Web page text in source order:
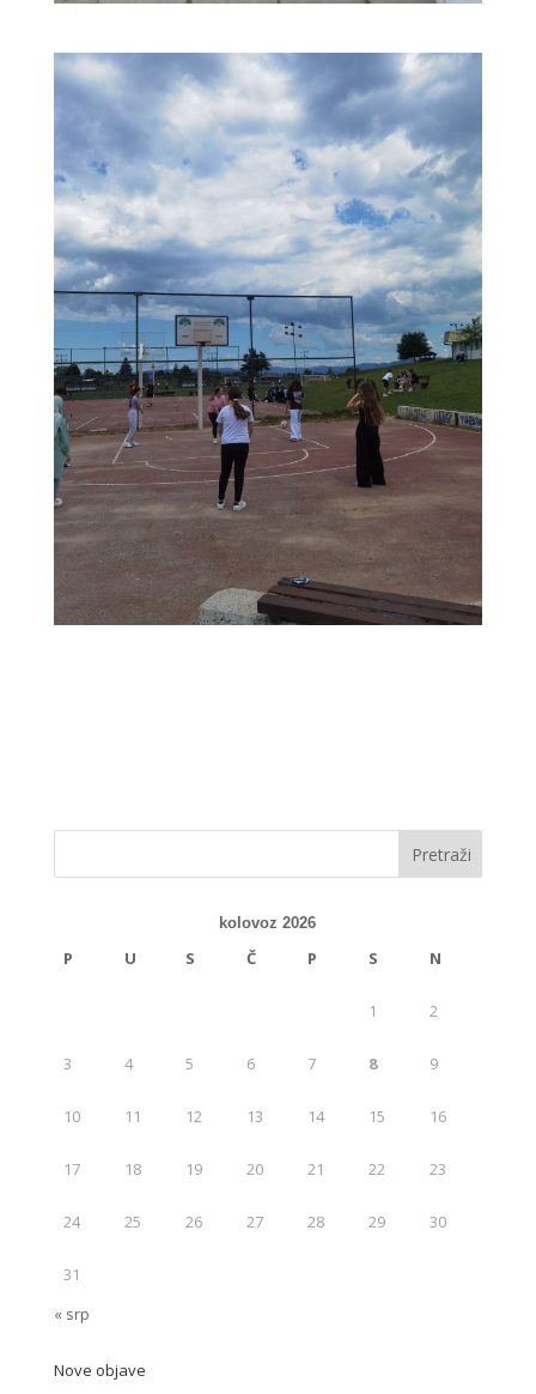
kolovoz 2026
P U S Č P S N
1 2
3 4 5 6 7 8 9
10 11 12 13 14 15 16
17 18 19 20 21 22 23
24 25 26 27 28 29 30
31
« srp
Nove objave